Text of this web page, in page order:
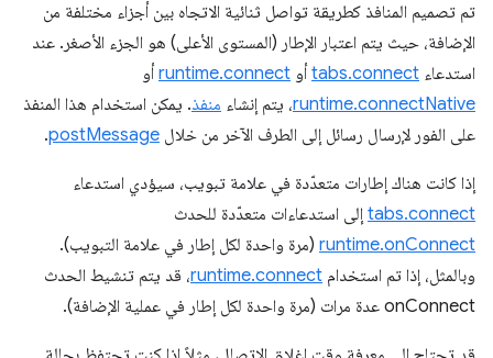
تم تصميم المنافذ كطريقة تواصل ثنائية الاتجاه بين أجزاء مختلفة من
الإضافة، حيث يتم اعتبار الإطار (المستوى الأعلى) هو الجزء الأصغر. عند
استدعاء tabs.connect أو runtime.connect أو
runtime.connectNative، يتم إنشاء منفذ. يمكن استخدام هذا المنفذ
على الفور لإرسال رسائل إلى الطرف الآخر من خلال postMessage
.
إذا كانت هناك إطارات متعدّدة في علامة تبويب، سيؤدي استدعاء
tabs.connect إلى استدعاءات متعدّدة للحدث
runtime.onConnect (مرة واحدة لكل إطار في علامة التبويب).
وبالمثل، إذا تم استخدام runtime.connect، قد يتم تنشيط الحدث
onConnect عدة مرات (مرة واحدة لكل إطار في عملية الإضافة).